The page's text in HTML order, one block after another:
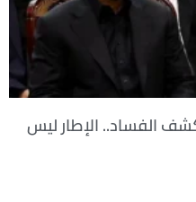
الفساد.. الإطار ليس